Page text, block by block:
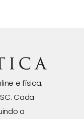
e física,
Cada
a